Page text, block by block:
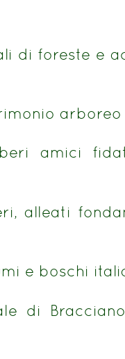
di foreste e
amici
alleati
e boschi
di